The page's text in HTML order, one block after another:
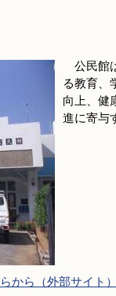
公民館
る教育、
向上、健
進に寄与
から（外部サイト